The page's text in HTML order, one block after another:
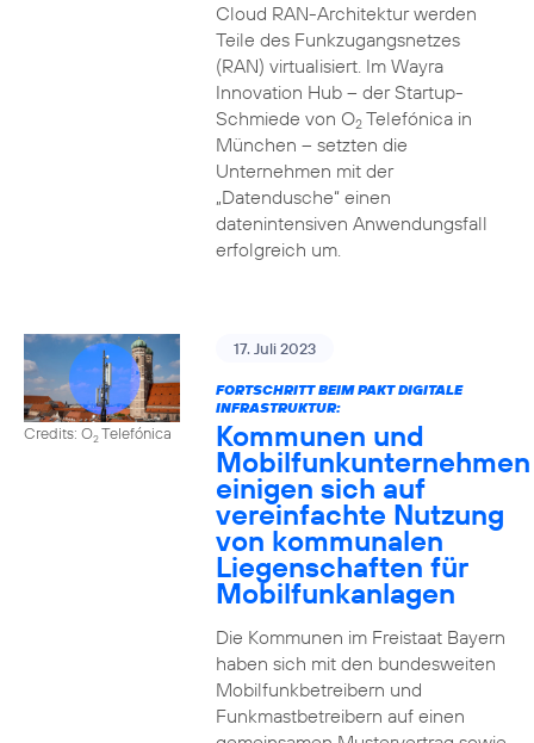
Cloud RAN-Architektur werden
Teile des Funkzugangsnetzes
(RAN) virtualisiert. Im Wayra
Innovation Hub – der Startup-
Schmiede von O2Telefónica in
München – setzten die
Unternehmen mit der
„Datendusche“ einen
datenintensiven Anwendungsfall
erfolgreich um.
Credits: O2Telefónica
17. Juli 2023
FORTSCHRITT BEIM PAKT DIGITALE
INFRASTRUKTUR:
Kommunen und
Mobilfunkunternehmen
einigen sich auf
vereinfachte Nutzung
von kommunalen
Liegenschaften für
Mobilfunkanlagen
Die Kommunen im Freistaat Bayern
haben sich mit den bundesweiten
Mobilfunkbetreibern und
Funkmastbetreibern auf einen